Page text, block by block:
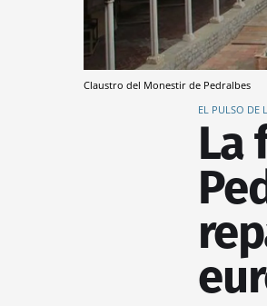
Claustro del Monestir de Pedralbes
EL PULSO DE
La